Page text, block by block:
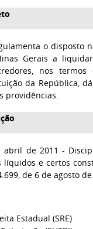
o disposto
Gerais a
nos
da República,
providências.
abril de 2011 -
líquidos e certos
de 6 de agosto de
Estadual (SRE)